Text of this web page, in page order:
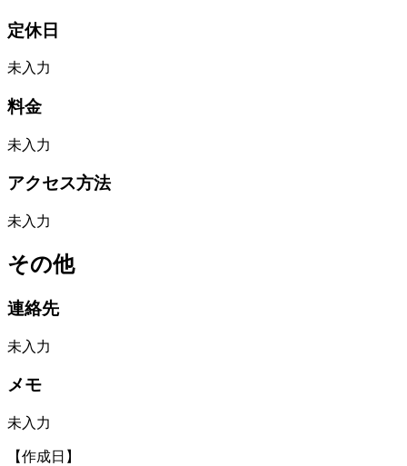
定休日
未入力
料金
未入力
アクセス方法
未入力
その他
連絡先
未入力
メモ
未入力
【作成日】